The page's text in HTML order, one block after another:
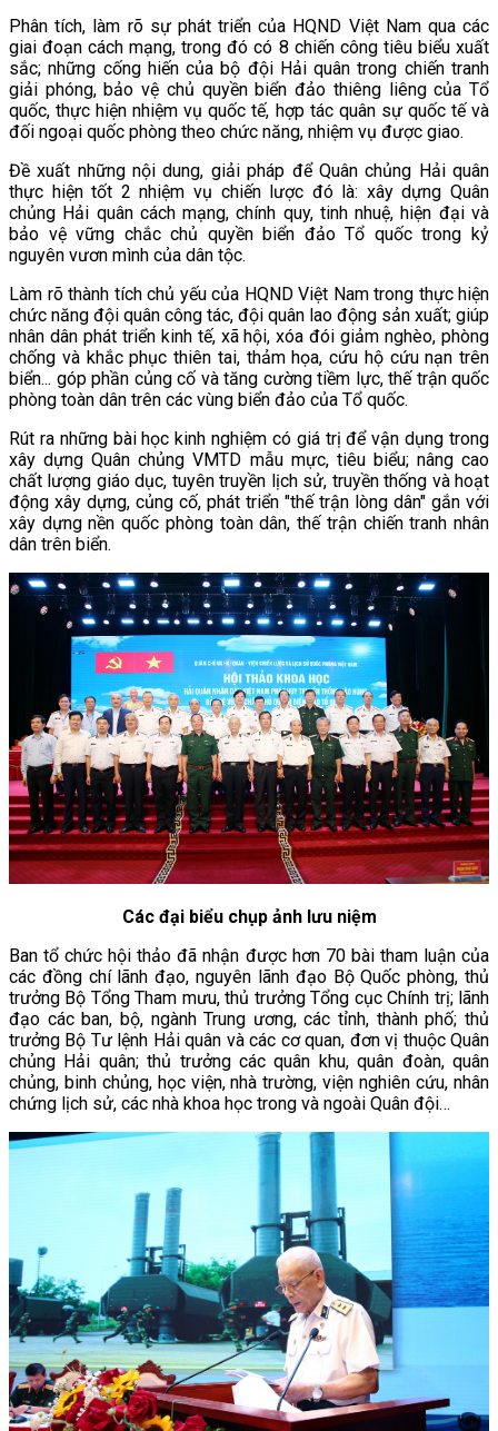
Phân tích, làm rõ sự phát triển của HQND Việt Nam qua các
giai đoạn cách mạng, trong đó có 8 chiến công tiêu biểu xuất
sắc; những cống hiến của bộ đội Hải quân trong chiến tranh
giải phóng, bảo vệ chủ quyền biển đảo thiêng liêng của Tổ
quốc, thực hiện nhiệm vụ quốc tế, hợp tác quân sự quốc tế và
đối ngoại quốc phòng theo chức năng, nhiệm vụ được giao.
Đề xuất những nội dung, giải pháp để Quân chủng Hải quân
thực hiện tốt 2 nhiệm vụ chiến lược đó là: xây dựng Quân
chủng Hải quân cách mạng, chính quy, tinh nhuệ, hiện đại và
bảo vệ vững chắc chủ quyền biển đảo Tổ quốc trong kỷ
nguyên vươn mình của dân tộc.
Làm rõ thành tích chủ yếu của HQND Việt Nam trong thực hiện
chức năng đội quân công tác, đội quân lao động sản xuất; giúp
nhân dân phát triển kinh tế, xã hội, xóa đói giảm nghèo, phòng
chống và khắc phục thiên tai, thảm họa, cứu hộ cứu nạn trên
biển... góp phần củng cố và tăng cường tiềm lực, thế trận quốc
phòng toàn dân trên các vùng biển đảo của Tổ quốc.
Rút ra những bài học kinh nghiệm có giá trị để vận dụng trong
xây dựng Quân chủng VMTD mẫu mực, tiêu biểu; nâng cao
chất lượng giáo dục, tuyên truyền lịch sử, truyền thống và hoạt
động xây dựng, củng cố, phát triển "thế trận lòng dân" gắn với
xây dựng nền quốc phòng toàn dân, thế trận chiến tranh nhân
dân trên biển.
Các đại biểu chụp ảnh lưu niệm
Ban tổ chức hội thảo đã nhận được hơn 70 bài tham luận của
các đồng chí lãnh đạo, nguyên lãnh đạo Bộ Quốc phòng, thủ
trưởng Bộ Tổng Tham mưu, thủ trưởng Tổng cục Chính trị; lãnh
đạo các ban, bộ, ngành Trung ương, các tỉnh, thành phố; thủ
trưởng Bộ Tư lệnh Hải quân và các cơ quan, đơn vị thuộc Quân
chủng Hải quân; thủ trưởng các quân khu, quân đoàn, quân
chủng, binh chủng, học viện, nhà trường, viện nghiên cứu, nhân
chứng lịch sử, các nhà khoa học trong và ngoài Quân đội…